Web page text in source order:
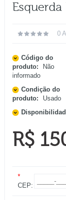
0
Código do
produto:
Não
informado
Condição do
produto:
Usado
R$
*
CEP: